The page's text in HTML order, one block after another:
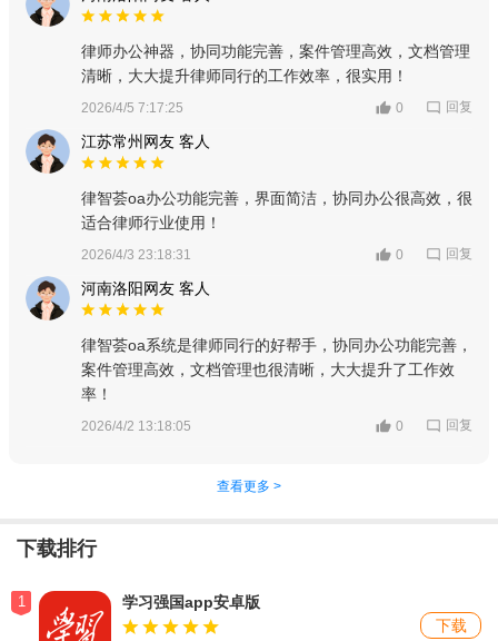
律师办公神器，协同功能完善，案件管理高效，文档管理
清晰，大大提升律师同行的工作效率，很实用！
2026/4/5 7:17:25 0 回复
江苏常州网友 客人
律智荟oa办公功能完善，界面简洁，协同办公很高效，很
适合律师行业使用！
2026/4/3 23:18:31 0 回复
河南洛阳网友 客人
律智荟oa系统是律师同行的好帮手，协同办公功能完善，
案件管理高效，文档管理也很清晰，大大提升了工作效
率！
2026/4/2 13:18:05 0 回复
查看更多 >
下载排行
1 学习强国app安卓版
下载